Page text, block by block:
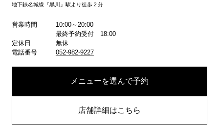
地下鉄名城線『黒川』駅より徒歩２分
営業時間
10:00～20:00
最終予約受付 18:00
定休日
無休
電話番号
052-982-9227
メニューを選んで予約
店舗詳細はこちら